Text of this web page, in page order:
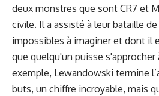
deux monstres que sont CR7 et
civile. Il a assisté à leur bataille
impossibles à imaginer et dont il
que quelqu'un puisse s'approcher
exemple, Lewandowski termine
buts, un chiffre incroyable, mais